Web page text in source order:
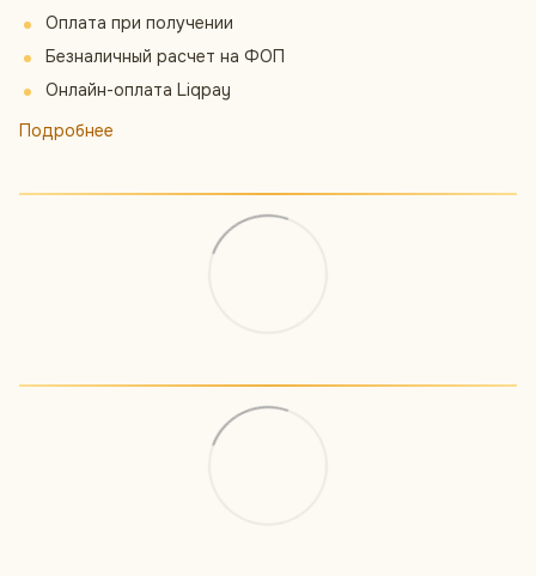
Оплата при получении
Безналичный расчет на ФОП
Онлайн-оплата Liqpay
Подробнее